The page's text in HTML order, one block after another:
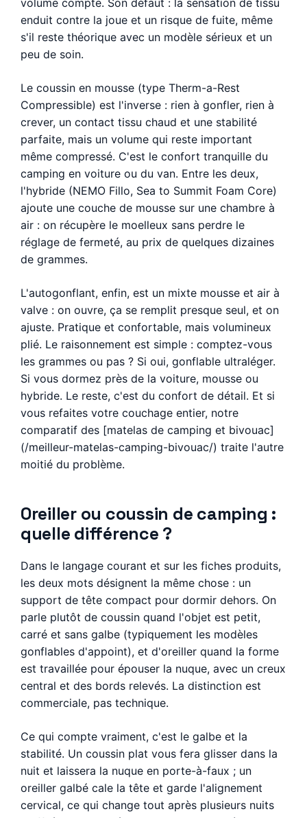
enduit contre la joue et un risque de fuite, même
s'il reste théorique avec un modèle sérieux et un
peu de soin.
Le coussin en mousse (type Therm-a-Rest
Compressible) est l'inverse : rien à gonfler, rien à
crever, un contact tissu chaud et une stabilité
parfaite, mais un volume qui reste important
même compressé. C'est le confort tranquille du
camping en voiture ou du van. Entre les deux,
l'hybride (NEMO Fillo, Sea to Summit Foam Core)
ajoute une couche de mousse sur une chambre à
air : on récupère le moelleux sans perdre le
réglage de fermeté, au prix de quelques dizaines
de grammes.
L'autogonflant, enfin, est un mixte mousse et air à
valve : on ouvre, ça se remplit presque seul, et on
ajuste. Pratique et confortable, mais volumineux
plié. Le raisonnement est simple : comptez-vous
les grammes ou pas ? Si oui, gonflable ultraléger.
Si vous dormez près de la voiture, mousse ou
hybride. Le reste, c'est du confort de détail. Et si
vous refaites votre couchage entier, notre
comparatif des [matelas de camping et bivouac]
(/meilleur-matelas-camping-bivouac/) traite l'autre
moitié du problème.
Oreiller ou coussin de camping :
quelle différence ?
Dans le langage courant et sur les fiches produits,
les deux mots désignent la même chose : un
support de tête compact pour dormir dehors. On
parle plutôt de coussin quand l'objet est petit,
carré et sans galbe (typiquement les modèles
gonflables d'appoint), et d'oreiller quand la forme
est travaillée pour épouser la nuque, avec un creux
central et des bords relevés. La distinction est
commerciale, pas technique.
Ce qui compte vraiment, c'est le galbe et la
stabilité. Un coussin plat vous fera glisser dans la
nuit et laissera la nuque en porte-à-faux ; un
oreiller galbé cale la tête et garde l'alignement
cervical, ce qui change tout après plusieurs nuits